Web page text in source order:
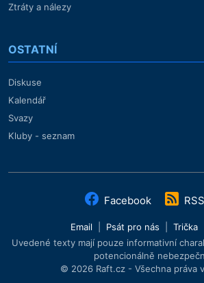
Ztráty a nálezy
OSTATNÍ
Diskuse
Kalendář
Svazy
Kluby - seznam
Facebook
Email Psát pro nás Trička
Uvedené texty mají pouze informativní
potencionálně
© 2026 Raft.cz - Všechna práva